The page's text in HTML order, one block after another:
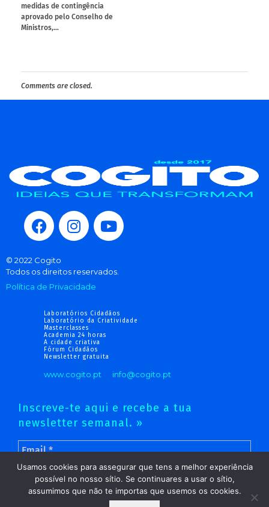
medidas de contingência
aprovado pelo Conselho de
Ministros,…
Comments are closed.
© 2022 Cogito
Todos os direitos reservados.
Política de Privacidade
Laboratórios Cidadãos
Laboratório da Criatividade
Masterclasses
Academia 24 horas
A cidade criativa
Fórum Cidadãos
Newsletter gratuita
www.cogito.pt info@cogito.pt
Inscreve-te aqui e recebe a tua
newsletter semanal. »
Usamos cookies para assegurar que tens a melhor experiência
possível no nosso sítio. Se continuares a usar o sítio,
assumimos que não te importas que usemos os cookies.